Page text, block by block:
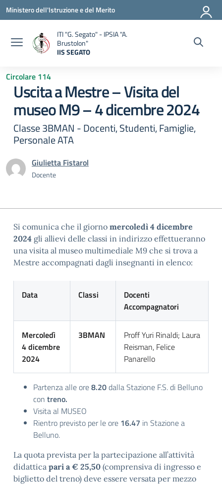
Vai ai contenuti
Vai al menu di navigazione
Vai al footer
Ministero dell'Istruzione e del Merito
ITI "G. Segato" - IPSIA "A.
Brustolon"
IIS SEGATO
Circolare 114
Uscita a Mestre – Visita del
museo M9 – 4 dicembre 2024
Classe 3BMAN - Docenti, Studenti, Famiglie,
Personale ATA
Giulietta Fistarol
Docente
Si comunica che il giorno mercoledì 4 dicembre
2024 gli allievi delle classi in indirizzo effettueranno
una visita al museo multimediale M9 che si trova a
Mestre accompagnati dagli insegnanti in elenco:
Data Classi
Docenti
Accompagnatori
Mercoledì
4 dicembre
2024
3BMAN
Proff Yuri Rinaldi; Laura
Reisman, Felice
Panarello
Partenza alle ore8.20dalla Stazione F.S. di Belluno
con treno.
Visita al MUSEO
Rientro previsto per le ore 16.47 in Stazione a
Belluno.
La quota prevista per la partecipazione all’attività
didattica pari a € 25,50 (comprensiva di ingresso e
biglietto del treno) deve essere versata per mezzo